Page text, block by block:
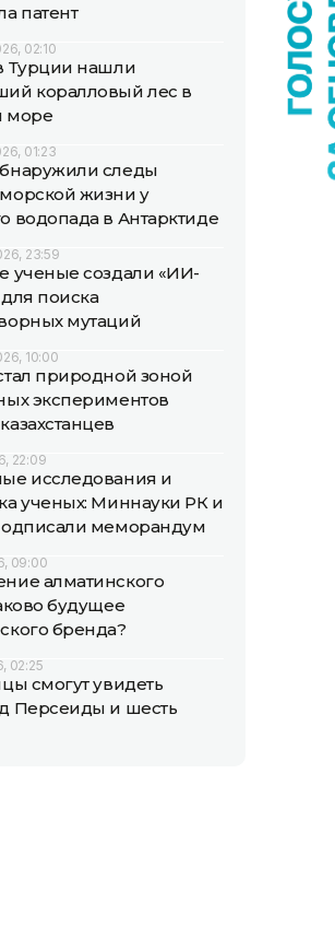
патент
02:10
Турции нашли
коралловый лес в
море
01:23
следы
жизни у
водопада в Антарктиде
23:59
ученые создали «ИИ-
поиска
мутаций
10:00
природной зоной
экспериментов
22:09
исследования и
ученых: Миннауки РК и
меморандум
09:00
алматинского
будущее
бренда?
02:25
смогут увидеть
Персеиды и шесть